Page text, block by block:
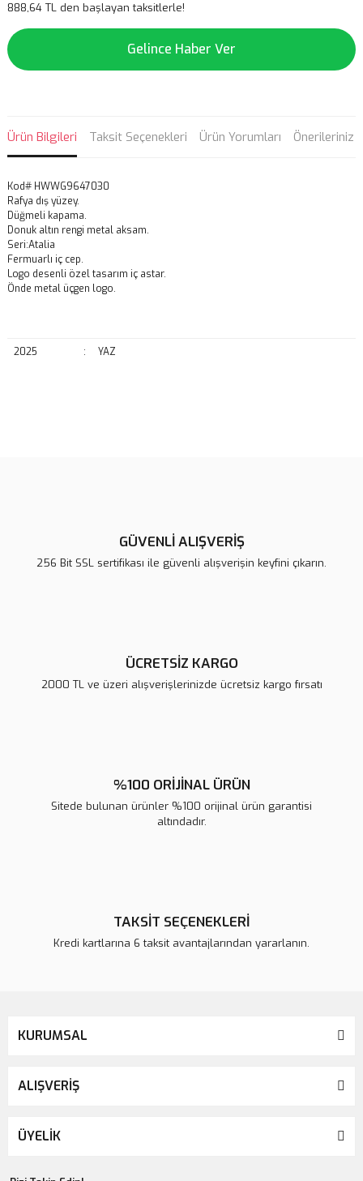
888,64 TL den başlayan taksitlerle!
Gelince Haber Ver
Ürün Bilgileri Taksit Seçenekleri Ürün Yorumları Önerileriniz
Kod# HWWG9647030
Rafya dış yüzey.
Düğmeli kapama.
Donuk altın rengi metal aksam.
Seri:Atalia
Fermuarlı iç cep.
Logo desenli özel tasarım iç astar.
Önde metal üçgen logo.
2025 : YAZ
Ürün açıklamasında eksik bilgiler bulunuyor.
GÜVENLİ ALIŞVERİŞ
256 Bit SSL sertifikası ile güvenli alışverişin keyfini çıkarın.
ÜCRETSİZ KARGO
2000 TL ve üzeri alışverişlerinizde ücretsiz kargo fırsatı
%100 ORİJİNAL ÜRÜN
Sitede bulunan ürünler %100 orijinal ürün garantisi
altındadır.
TAKSİT SEÇENEKLERİ
Kredi kartlarına 6 taksit avantajlarından yararlanın.
KURUMSAL
ALIŞVERİŞ
ÜYELİK